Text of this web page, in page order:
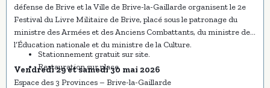
défense de Brive et la Ville de Brive-la-Gaillarde organisent le 2e
Festival du Livre Militaire de Brive, placé sous le patronage du
ministre des Armées et des Anciens Combattants, du ministre de
l’Éducation nationale et du ministre de la Culture.
Vendredi 29 et samedi 30 mai 2026
Espace des 3 Provinces – Brive-la-Gaillarde
Stationnement gratuit sur site.
Restauration sur place.